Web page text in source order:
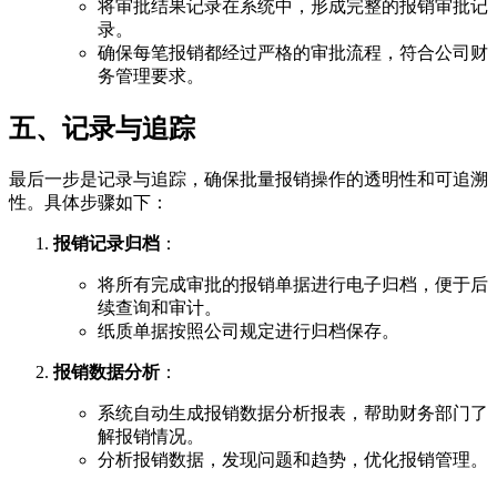
将审批结果记录在系统中，形成完整的报销审批记
录。
确保每笔报销都经过严格的审批流程，符合公司财
务管理要求。
五、记录与追踪
最后一步是记录与追踪，确保批量报销操作的透明性和可追溯
性。具体步骤如下：
报销记录归档 ：
将所有完成审批的报销单据进行电子归档，便于后
续查询和审计。
纸质单据按照公司规定进行归档保存。
报销数据分析：
系统自动生成报销数据分析报表，帮助财务部门了
解报销情况。
分析报销数据，发现问题和趋势，优化报销管理。